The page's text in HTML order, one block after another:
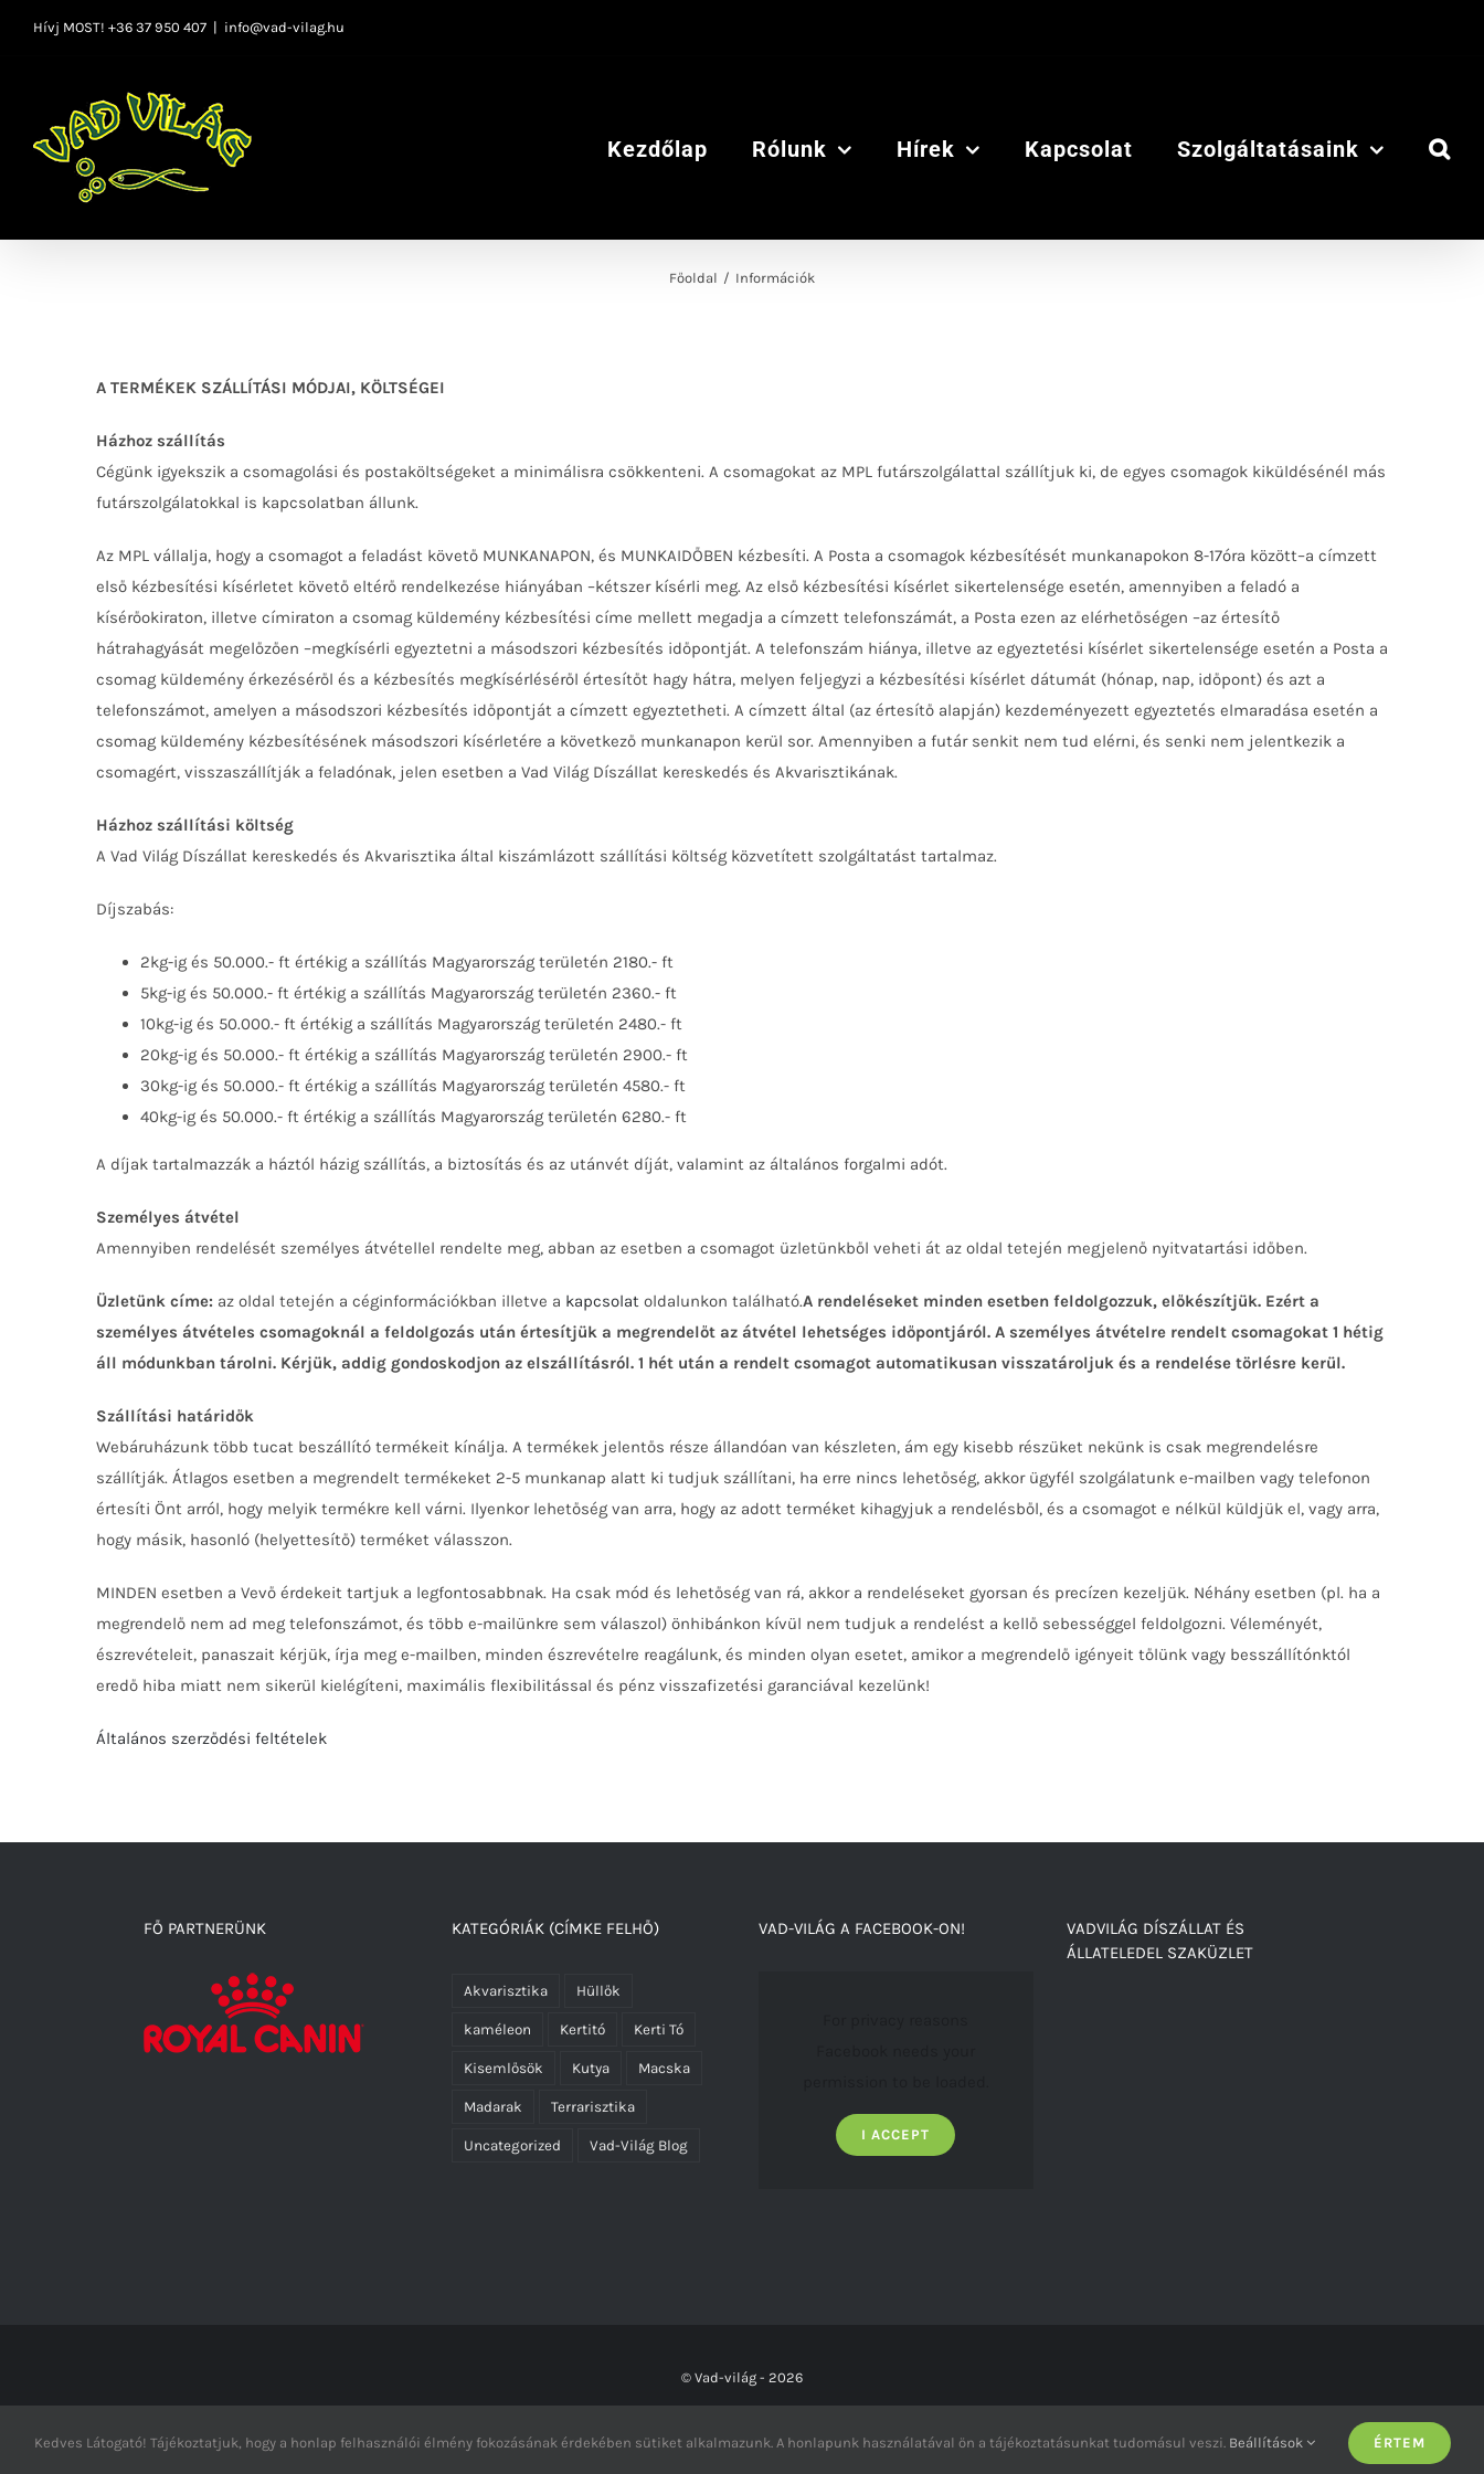
Hívj MOST! +36 37 950 407 | info@vad-vilag.hu
Kezdőlap Rólunk Hírek Kapcsolat Szolgáltatásaink
Főoldal / Információk
A TERMÉKEK SZÁLLÍTÁSI MÓDJAI, KÖLTSÉGEI
Házhoz szállítás
Cégünk igyekszik a csomagolási és postaköltségeket a minimálisra csökkenteni. A csomagokat az MPL futárszolgálattal szállítjuk ki, de egyes csomagok kiküldésénél más
futárszolgálatokkal is kapcsolatban állunk.
Az MPL vállalja, hogy a csomagot a feladást követő MUNKANAPON, és MUNKAIDŐBEN kézbesíti. A Posta a csomagok kézbesítését munkanapokon 8-17óra között–a címzett
első kézbesítési kísérletet követő eltérő rendelkezése hiányában –kétszer kísérli meg. Az első kézbesítési kísérlet sikertelensége esetén, amennyiben a feladó a
kísérőokiraton, illetve címiraton a csomag küldemény kézbesítési címe mellett megadja a címzett telefonszámát, a Posta ezen az elérhetőségen –az értesítő
hátrahagyását megelőzően –megkísérli egyeztetni a másodszori kézbesítés időpontját. A telefonszám hiánya, illetve az egyeztetési kísérlet sikertelensége esetén a Posta a
csomag küldemény érkezéséről és a kézbesítés megkísérléséről értesítőt hagy hátra, melyen feljegyzi a kézbesítési kísérlet dátumát (hónap, nap, időpont) és azt a
telefonszámot, amelyen a másodszori kézbesítés időpontját a címzett egyeztetheti. A címzett által (az értesítő alapján) kezdeményezett egyeztetés elmaradása esetén a
csomag küldemény kézbesítésének másodszori kísérletére a következő munkanapon kerül sor. Amennyiben a futár senkit nem tud elérni, és senki nem jelentkezik a
csomagért, visszaszállítják a feladónak, jelen esetben a Vad Világ Díszállat kereskedés és Akvarisztikának.
Házhoz szállítási költség
A Vad Világ Díszállat kereskedés és Akvarisztika által kiszámlázott szállítási költség közvetített szolgáltatást tartalmaz.
Díjszabás:
2kg-ig és 50.000.- ft értékig a szállítás Magyarország területén 2180.- ft
5kg-ig és 50.000.- ft értékig a szállítás Magyarország területén 2360.- ft
10kg-ig és 50.000.- ft értékig a szállítás Magyarország területén 2480.- ft
20kg-ig és 50.000.- ft értékig a szállítás Magyarország területén 2900.- ft
30kg-ig és 50.000.- ft értékig a szállítás Magyarország területén 4580.- ft
40kg-ig és 50.000.- ft értékig a szállítás Magyarország területén 6280.- ft
A díjak tartalmazzák a háztól házig szállítás, a biztosítás és az utánvét díját, valamint az általános forgalmi adót.
Személyes átvétel
Amennyiben rendelését személyes átvétellel rendelte meg, abban az esetben a csomagot üzletünkből veheti át az oldal tetején megjelenő nyitvatartási időben.
Üzletünk címe: az oldal tetején a céginformációkban illetve a kapcsolat oldalunkon található.A rendeléseket minden esetben feldolgozzuk, előkészítjük. Ezért a
személyes átvételes csomagoknál a feldolgozás után értesítjük a megrendelőt az átvétel lehetséges időpontjáról. A személyes átvételre rendelt csomagokat 1 hétig
áll módunkban tárolni. Kérjük, addig gondoskodjon az elszállításról. 1 hét után a rendelt csomagot automatikusan visszatároljuk és a rendelése törlésre kerül.
Szállítási határidők
Webáruházunk több tucat beszállító termékeit kínálja. A termékek jelentős része állandóan van készleten, ám egy kisebb részüket nekünk is csak megrendelésre
szállítják. Átlagos esetben a megrendelt termékeket 2-5 munkanap alatt ki tudjuk szállítani, ha erre nincs lehetőség, akkor ügyfél szolgálatunk e-mailben vagy telefonon
értesíti Önt arról, hogy melyik termékre kell várni. Ilyenkor lehetőség van arra, hogy az adott terméket kihagyjuk a rendelésből, és a csomagot e nélkül küldjük el, vagy arra,
hogy másik, hasonló (helyettesítő) terméket válasszon.
MINDEN esetben a Vevő érdekeit tartjuk a legfontosabbnak. Ha csak mód és lehetőség van rá, akkor a rendeléseket gyorsan és precízen kezeljük. Néhány esetben (pl. ha a
megrendelő nem ad meg telefonszámot, és több e-mailünkre sem válaszol) önhibánkon kívül nem tudjuk a rendelést a kellő sebességgel feldolgozni. Véleményét,
észrevételeit, panaszait kérjük, írja meg e-mailben, minden észrevételre reagálunk, és minden olyan esetet, amikor a megrendelő igényeit tőlünk vagy besszállítónktól
eredő hiba miatt nem sikerül kielégíteni, maximális flexibilitással és pénz visszafizetési garanciával kezelünk!
Általános szerződési feltételek
FŐ PARTNERÜNK KATEGÓRIÁK (CÍMKE FELHŐ)
Akvarisztika Hüllők
kaméleon Kertitó Kerti Tó
Kisemlősök Kutya Macska
Madarak Terrarisztika
Uncategorized Vad-Világ Blog
VAD-VILÁG A FACEBOOK-ON!
I ACCEPT
VADVILÁG DÍSZÁLLAT ÉS
ÁLLATELEDEL SZAKÜZLET
© Vad-világ - 2026
Kedves Látogató! Tájékoztatjuk, hogy a honlap felhasználói élmény fokozásának érdekében sütiket alkalmazunk. A honlapunk használatával ön a tájékoztatásunkat tudomásul veszi. Beállítások ÉRTEM